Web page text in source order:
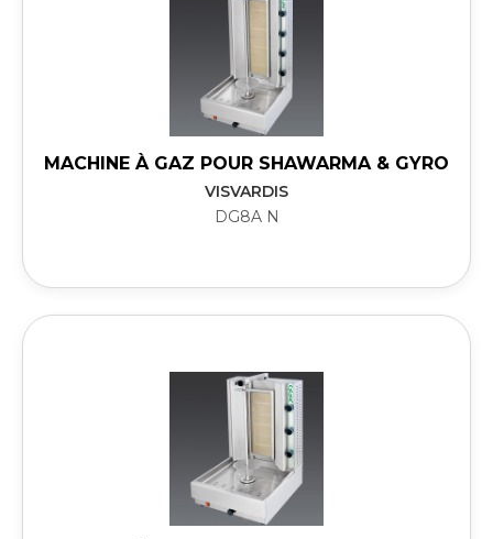
MACHINE À GAZ POUR SHAWARMA & GYRO
VISVARDIS
DG8A N